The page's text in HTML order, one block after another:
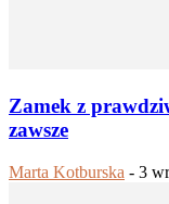
Zamek z
zawsze
Marta Kotburska - 3